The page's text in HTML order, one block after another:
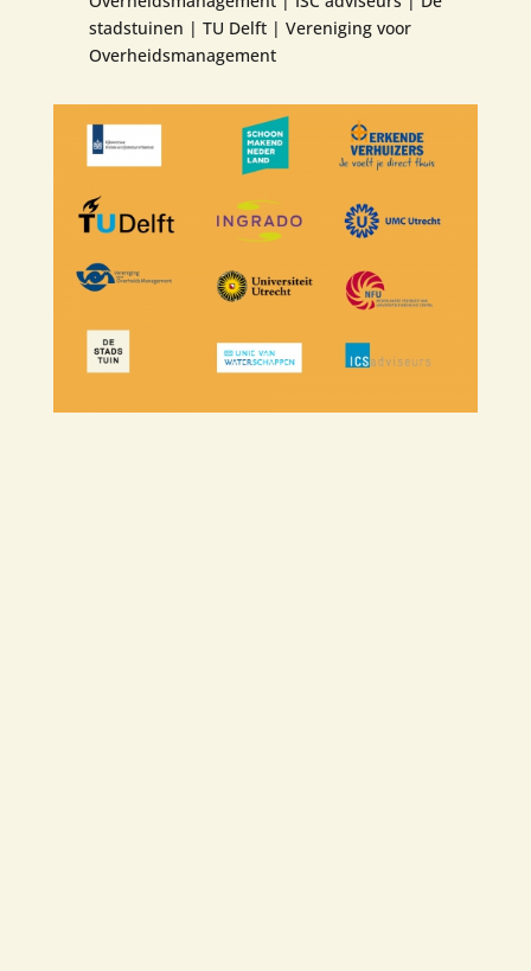
stadstuinen | TU Delft | Vereniging voor
Overheidsmanagement